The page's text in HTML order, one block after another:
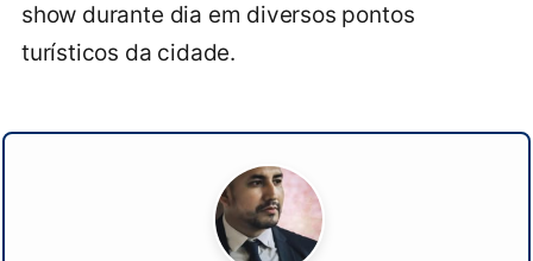
show durante dia em diversos pontos
turísticos da cidade.